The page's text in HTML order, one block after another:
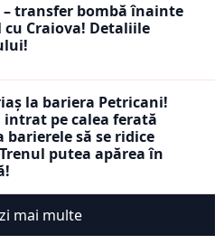
– transfer bombă înainte
cu Craiova! Detaliile
la bariera Petricani!
intrat pe calea ferată
barierele să se ridice
putea apărea în
mai multe